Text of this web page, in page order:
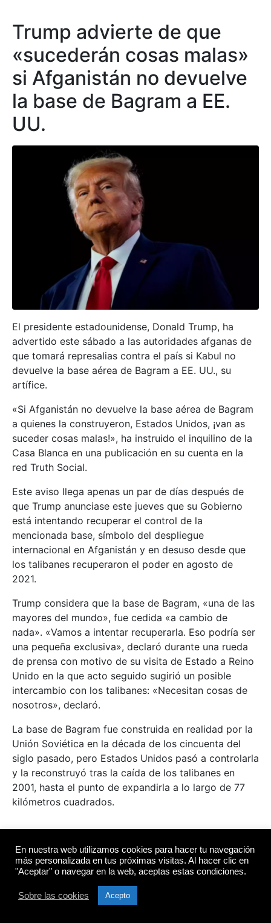
Trump advierte de que
«sucederán cosas malas»
si Afganistán no devuelve
la base de Bagram a EE.
UU.
El presidente estadounidense, Donald Trump, ha
advertido este sábado a las autoridades afganas de
que tomará represalias contra el país si Kabul no
devuelve la base aérea de Bagram a EE. UU., su
artífice.
«Si Afganistán no devuelve la base aérea de Bagram
a quienes la construyeron, Estados Unidos, ¡van as
suceder cosas malas!», ha instruido el inquilino de la
Casa Blanca en una publicación en su cuenta en la
red Truth Social.
Este aviso llega apenas un par de días después de
que Trump anunciase este jueves que su Gobierno
está intentando recuperar el control de la
mencionada base, símbolo del despliegue
internacional en Afganistán y en desuso desde que
los talibanes recuperaron el poder en agosto de
2021.
Trump considera que la base de Bagram, «una de las
mayores del mundo», fue cedida «a cambio de
nada». «Vamos a intentar recuperarla. Eso podría ser
una pequeña exclusiva», declaró durante una rueda
de prensa con motivo de su visita de Estado a Reino
Unido en la que acto seguido sugirió un posible
intercambio con los talibanes: «Necesitan cosas de
nosotros», declaró.
La base de Bagram fue construida en realidad por la
Unión Soviética en la década de los cincuenta del
siglo pasado, pero Estados Unidos pasó a controlarla
y la reconstruyó tras la caída de los talibanes en
2001, hasta el punto de expandirla a lo largo de 77
kilómetros cuadrados.
internacional medio oriente
Trump anuncia que EE.
En nuestra web utilizamos cookies para hacer tu navegación
más personalizada en tus próximas visitas. Al hacer clic en
"Aceptar" o navegar en la web, aceptas estas condiciones.
Sobre las cookies Acepto